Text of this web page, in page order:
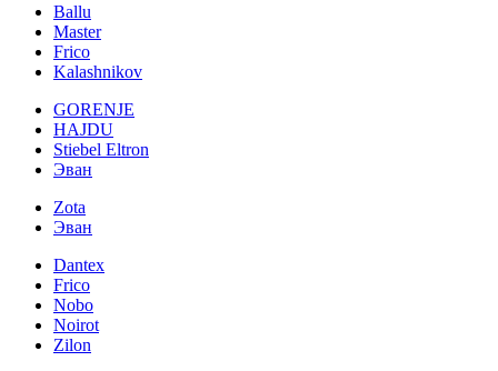
Ballu
Master
Frico
Kalashnikov
GORENJE
HAJDU
Stiebel Eltron
Эван
Zota
Эван
Dantex
Frico
Nobo
Noirot
Zilon